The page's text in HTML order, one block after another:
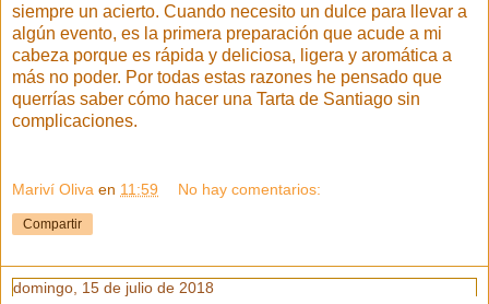
siempre un acierto. Cuando necesito un dulce para llevar a
algún evento, es la primera preparación que acude a mi
cabeza porque es rápida y deliciosa, ligera y aromática a
más no poder. Por todas estas razones he pensado que
querrías saber cómo hacer una Tarta de Santiago sin
complicaciones.
Mariví Oliva en 11:59 No hay comentarios:
Compartir
domingo, 15 de julio de 2018